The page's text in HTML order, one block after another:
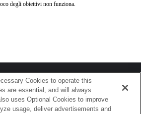
degli obiettivi non funziona.
Cookies to operate this
are essential, and will always
uses Optional Cookies to improve
usage, deliver advertisements and